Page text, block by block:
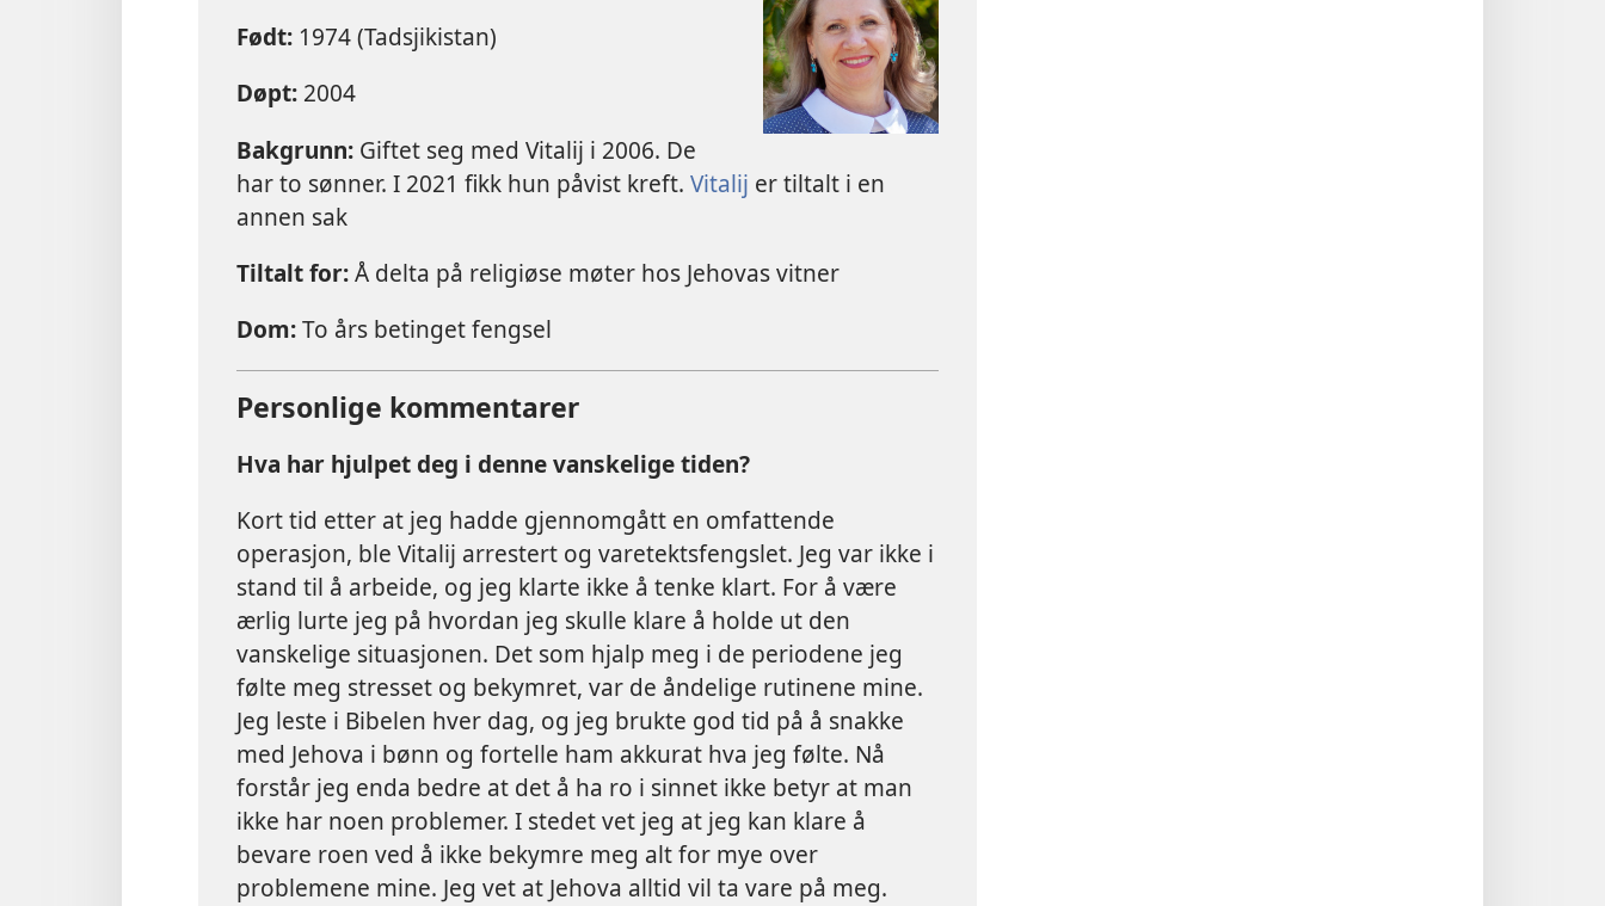
Født: 1974 (Tadsjikistan)
Døpt: 2004
Bakgrunn: Giftet seg med Vitalij i 2006. De
har to sønner. I 2021 fikk hun påvist kreft. Vitalij er tiltalt i en
annen sak
Tiltalt for:Å delta på religiøse møter hos Jehovas vitner
Dom:To års betinget fengsel
Personlige kommentarer
Hva har hjulpet deg i denne vanskelige tiden?
Kort tid etter at jeg hadde gjennomgått en omfattende
operasjon, ble Vitalij arrestert og varetektsfengslet. Jeg var ikke i
stand til å arbeide, og jeg klarte ikke å tenke klart. For å være
ærlig lurte jeg på hvordan jeg skulle klare å holde ut den
vanskelige situasjonen. Det som hjalp meg i de periodene jeg
følte meg stresset og bekymret, var de åndelige rutinene mine.
Jeg leste i Bibelen hver dag, og jeg brukte god tid på å snakke
med Jehova i bønn og fortelle ham akkurat hva jeg følte. Nå
forstår jeg enda bedre at det å ha ro i sinnet ikke betyr at man
ikke har noen problemer. I stedet vet jeg at jeg kan klare å
bevare roen ved å ikke bekymre meg alt for mye over
problemene mine. Jeg vet at Jehova alltid vil ta vare på meg.